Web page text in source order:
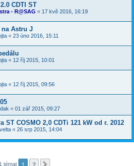
CDTI ST
- R@SAG « 17 kvě 2016, 16:19
Astru J
« 23 úno 2016, 15:11
« 12 říj 2015, 10:01
« 12 říj 2015, 09:56
« 01 zář 2015, 09:27
ST COSMO 2,0 CDTi 121 kW od r. 2012
« 26 srp 2015, 14:04
témat